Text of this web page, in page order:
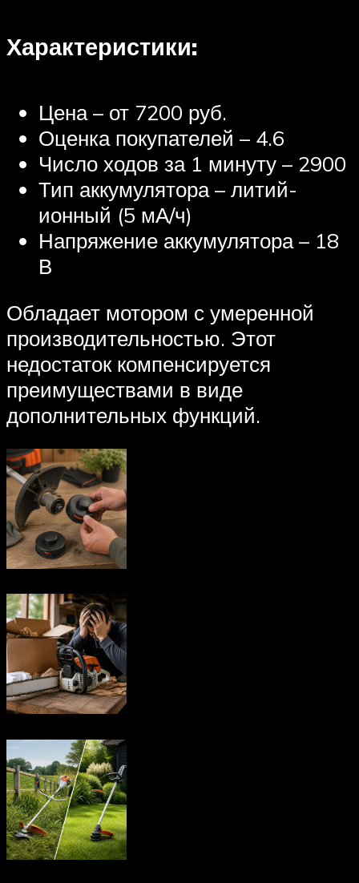
Характеристики:
Цена – от 7200 руб.
Оценка покупателей – 4.6
Число ходов за 1 минуту – 2900
Тип аккумулятора – литий-
ионный (5 мА/ч)
Напряжение аккумулятора – 18
В
Обладает мотором с умеренной
производительностью. Этот
недостаток компенсируется
преимуществами в виде
дополнительных функций.